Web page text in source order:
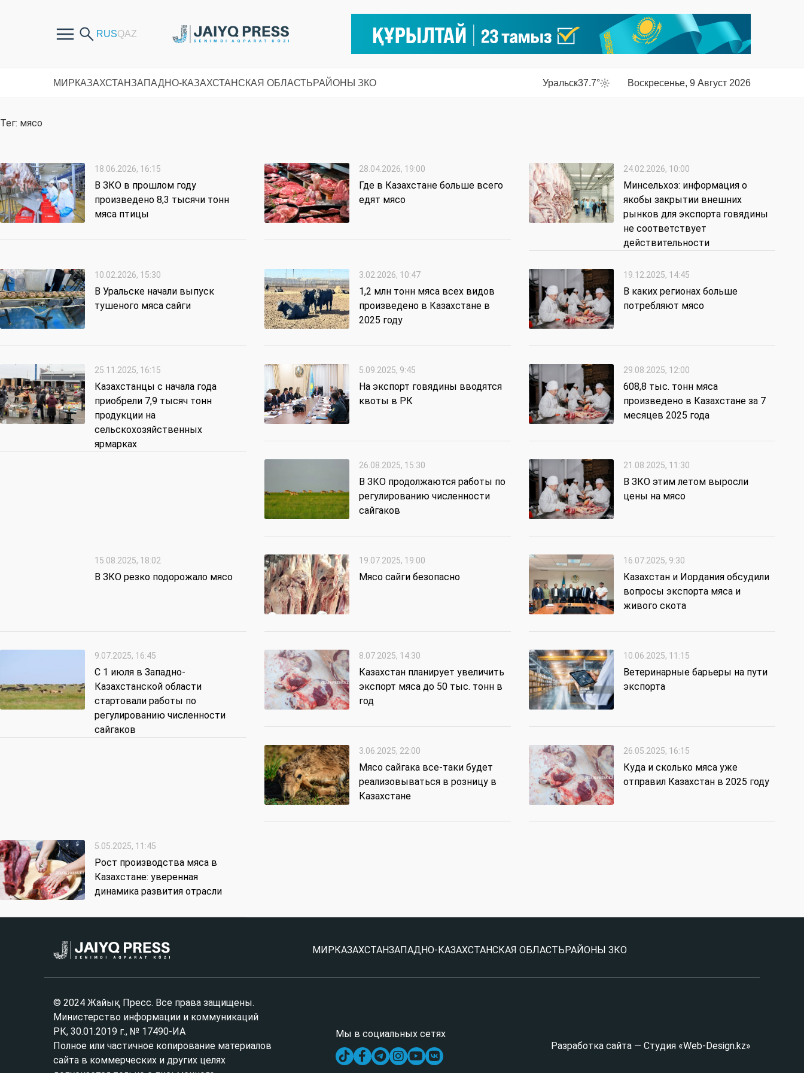
МИРКАЗАХСТАНЗАПАДНО-КАЗАХСТАНСКАЯ ОБЛАСТЬРАЙОНЫ ЗКО Уральск37.7° Воскресенье, 9 Август 2026
Тег: мясо
18.06.2026, 16:15
В ЗКО в прошлом году
произведено 8,3 тысячи тонн
мяса птицы
28.04.2026, 19:00
Где в Казахстане больше всего
едят мясо
24.02.2026, 10:00
Минсельхоз: информация о
якобы закрытии внешних
рынков для экспорта говядины
не соответствует
действительности
10.02.2026, 15:30
В Уральске начали выпуск
тушеного мяса сайги
3.02.2026, 10:47
1,2 млн тонн мяса всех видов
произведено в Казахстане в
2025 году
19.12.2025, 14:45
В каких регионах больше
потребляют мясо
25.11.2025, 16:15
Казахстанцы с начала года
приобрели 7,9 тысяч тонн
продукции на
сельскохозяйственных
ярмарках
5.09.2025, 9:45
На экспорт говядины вводятся
квоты в РК
29.08.2025, 12:00
608,8 тыс. тонн мяса
произведено в Казахстане за 7
месяцев 2025 года
26.08.2025, 15:30
В ЗКО продолжаются работы по
регулированию численности
сайгаков
21.08.2025, 11:30
В ЗКО этим летом выросли
цены на мясо
15.08.2025, 18:02
В ЗКО резко подорожало мясо
19.07.2025, 19:00
Мясо сайги безопасно
16.07.2025, 9:30
Казахстан и Иордания обсудили
вопросы экспорта мяса и
живого скота
9.07.2025, 16:45
С 1 июля в Западно-
Казахстанской области
стартовали работы по
регулированию численности
сайгаков
8.07.2025, 14:30
Казахстан планирует увеличить
экспорт мяса до 50 тыс. тонн в
год
10.06.2025, 11:15
Ветеринарные барьеры на пути
экспорта
3.06.2025, 22:00
Мясо сайгака все-таки будет
реализовываться в розницу в
Казахстане
26.05.2025, 16:15
Куда и сколько мяса уже
отправил Казахстан в 2025 году
5.05.2025, 11:45
Рост производства мяса в
Казахстане: уверенная
динамика развития отрасли
МИР КАЗАХСТАНЗАПАДНО-КАЗАХСТАНСКАЯ ОБЛАСТЬ РАЙОНЫ ЗКО
© 2024 Жайық Пресс. Все права защищены.
Министерство информации и коммуникаций
РК, 30.01.2019 г., № 17490-ИА
Полное или частичное копирование материалов
сайта в коммерческих и других целях
Мы в социальных сетях
Разработка сайта — Студия «Web-Design.kz»